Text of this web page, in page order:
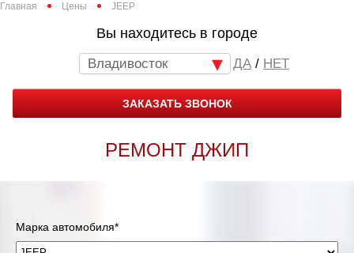
Главная Цены JEEP
Вы находитесь в городе
Владивосток / НЕТ
ЗАКАЗАТЬ ЗВОНОК
РЕМОНТ ДЖИП
Марка автомобиля*